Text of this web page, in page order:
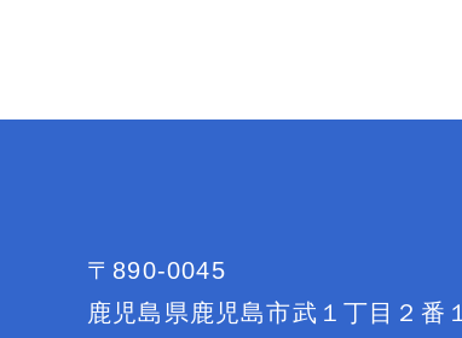
〒890-0045
鹿児島県鹿児島市武１丁目２番